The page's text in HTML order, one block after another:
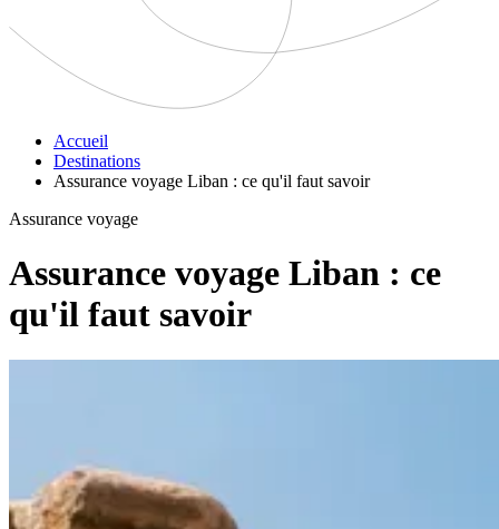
Accueil
Destinations
Assurance voyage Liban : ce qu'il faut savoir
Assurance voyage
Assurance voyage Liban : ce
qu'il faut savoir